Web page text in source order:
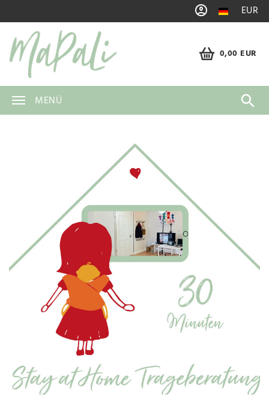
EUR
0,00 EUR
MENÜ